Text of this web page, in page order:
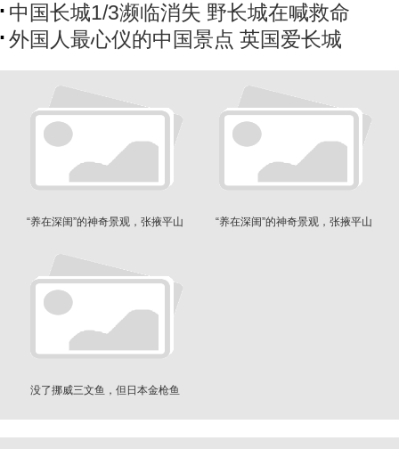
中国长城1/3濒临消失 野长城在喊救命
外国人最心仪的中国景点 英国爱长城
“养在深闺”的神奇景观，张掖平山
“养在深闺”的神奇景观，张掖平山
没了挪威三文鱼，但日本金枪鱼